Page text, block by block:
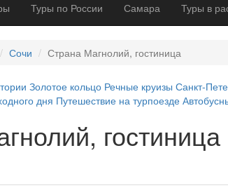
Туры по России Самара Туры в
Сочи Страна Магнолий, гостиница
Золотое кольцо Речные круизы Санкт-
дня Путешествие на турпоезде
гостиница